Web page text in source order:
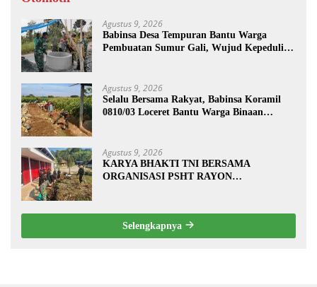
Agustus 9, 2026
Babinsa Desa Tempuran Bantu Warga
Pembuatan Sumur Gali, Wujud Kepedulian
Agustus 9, 2026
Selalu Bersama Rakyat, Babinsa Koramil
0810/03 Loceret Bantu Warga Binaan
Agustus 9, 2026
KARYA BHAKTI TNI BERSAMA
ORGANISASI PSHT RAYON
KEMANUNGGALAN TNI-RAKYAT
Selengkapnya